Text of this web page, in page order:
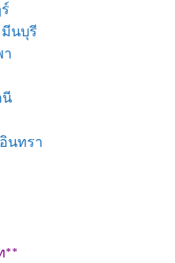
มีนบุรี
า
นี
นทรา
**